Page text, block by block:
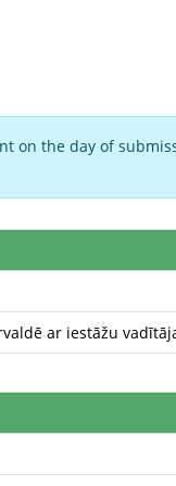
on the day of
ar iestāžu